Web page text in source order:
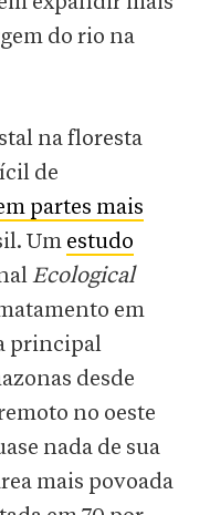
do rio na
na floresta
de
partes mais
Um estudo
Ecological
em
principal
desde
no oeste
nada de sua
mais povoada